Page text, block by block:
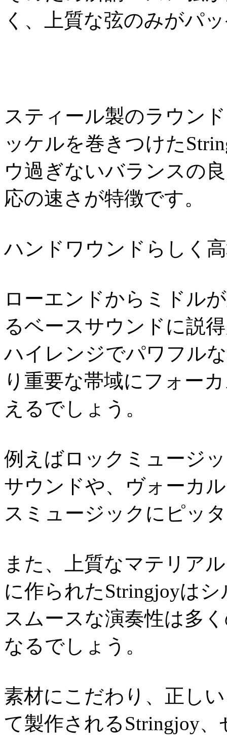
く、上質な弦のみがパ
スティール製のラウン
ッケルを巻きつけた
ウ過ぎないバランスの
応の速さが特徴です。
ハンドワウンドらしく
ローエンドからミドル
るベースサウンドに説
ハイレンジでパワフル
り重要な帯域にフォー
えるでしょう。
例えばロックミュージ
サウンドや、ヴォーカ
スミュージックにピッ
また、上質なマテリア
に作られたStringjoyは
スムースな演奏性は多
なるでしょう。
素材にこだわり、正し
て製作されるStringjoy